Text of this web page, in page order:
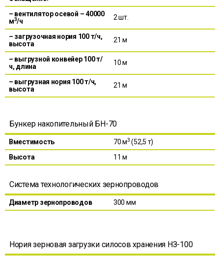
– вентилятор осевой – 40000
м3/ч 2 шт.
– загрузочная нория 100 т/ч,
высота
21 м
– выгрузной конвейер 100 т/
ч, длина
10 м
– выгрузная нория 100 т/ч,
высота
21 м
Бункер накопительный БН-70
Вместимость 70 м3 (52,5 т)
Высота
11 м
Система технологических зернопроводов
Диаметр зернопроводов 300 мм
Нория зерновая загрузки силосов хранения НЗ-100